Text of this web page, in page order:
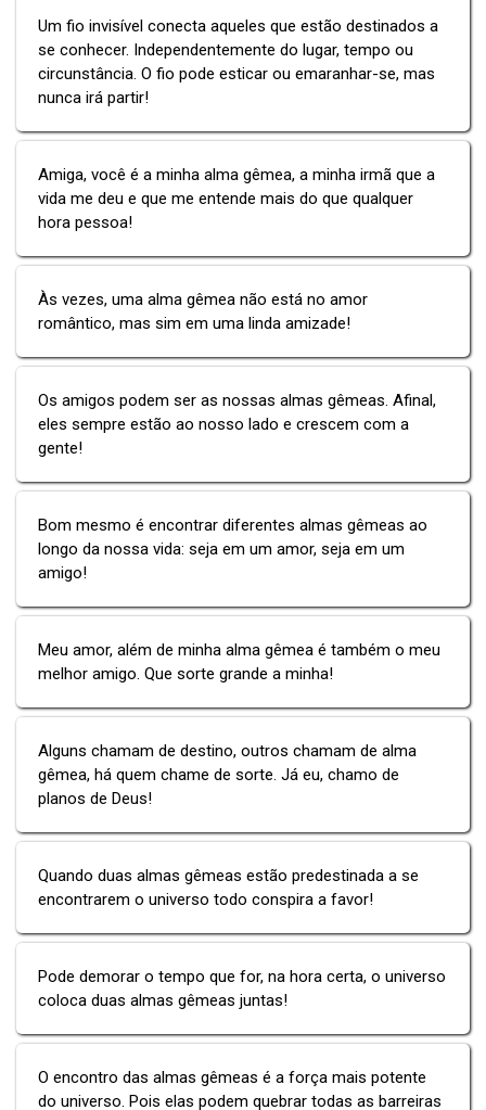
Um fio invisível conecta aqueles que estão destinados a
se conhecer. Independentemente do lugar, tempo ou
circunstância. O fio pode esticar ou emaranhar-se, mas
nunca irá partir!
Amiga, você é a minha alma gêmea, a minha irmã que a
vida me deu e que me entende mais do que qualquer
hora pessoa!
Às vezes, uma alma gêmea não está no amor
romântico, mas sim em uma linda amizade!
Os amigos podem ser as nossas almas gêmeas. Afinal,
eles sempre estão ao nosso lado e crescem com a
gente!
Bom mesmo é encontrar diferentes almas gêmeas ao
longo da nossa vida: seja em um amor, seja em um
amigo!
Meu amor, além de minha alma gêmea é também o meu
melhor amigo. Que sorte grande a minha!
Alguns chamam de destino, outros chamam de alma
gêmea, há quem chame de sorte. Já eu, chamo de
planos de Deus!
Quando duas almas gêmeas estão predestinada a se
encontrarem o universo todo conspira a favor!
Pode demorar o tempo que for, na hora certa, o universo
coloca duas almas gêmeas juntas!
O encontro das almas gêmeas é a força mais potente
do universo. Pois elas podem quebrar todas as barreiras